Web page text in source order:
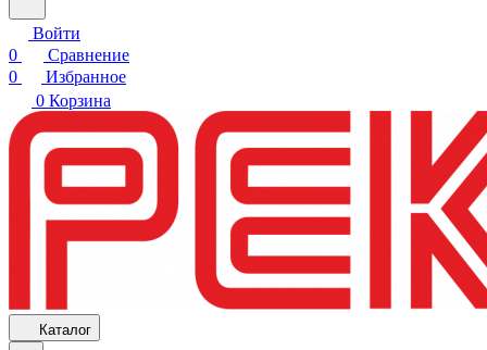
Войти
0
Сравнение
0
Избранное
0 Корзина
Каталог